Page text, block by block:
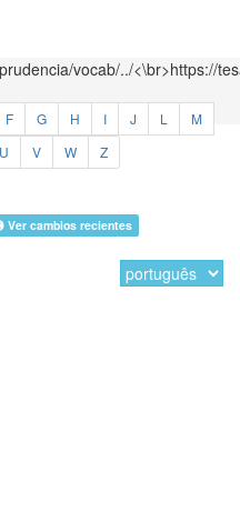
vocab/../<\br>https://
F G H I J L
M
U V W Z
Ver cambios recientes